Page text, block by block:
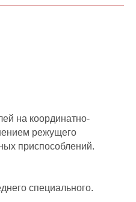
на координатно-
режущего
приспособлений.
специального.